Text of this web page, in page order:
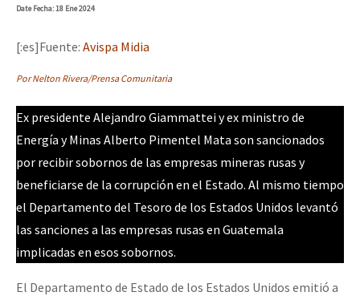
DateFecha: 18 Ene 2024
[:es]Fuente: Avispa Midia
Por Nelton Rivera/Prensa Comunitaria
Ex presidente Alejandro Giammattei y ex ministro de
Energía y Minas Alberto Pimentel Mata son sancionados
por recibir sobornos de las empresas mineras rusas y
beneficiarse de la corrupción en el Estado. Al mismo tiempo
el Departamento del Tesoro de los Estados Unidos levantó
las sanciones a las empresas rusas en Guatemala
implicadas en esos sobornos.
El Departamento de Estado de los Estados Unidos emitió a